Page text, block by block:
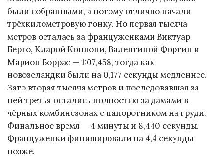
были собранными, а потому отлично начали
трёхкилометровую гонку. Но первая тысяча
метров осталась за француженками Виктуар
Берто, Кларой Коппони, Валентиной Фортин и
Марион Боррас — 1:07,458, тогда как
новозеландки были на 0,177 секунды медленнее.
Зато вторая тысяча метров и последовавшая за
ней третья остались полностью за дамами в
чёрных комбинезонах с папоротником на груди.
Финальное время — 4 минуты и 8,440 секунды.
Француженки финишировали на 4,4 секунды
позже.